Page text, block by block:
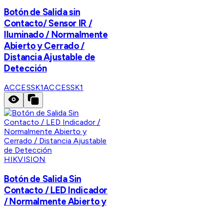
Botón de Salida sin
Contacto/ Sensor IR /
Iluminado / Normalmente
Abierto y Cerrado /
Distancia Ajustable de
Detección
ACCESSK1ACCESSK1
HIKVISION
Botón de Salida Sin
Contacto / LED Indicador
/ Normalmente Abierto y